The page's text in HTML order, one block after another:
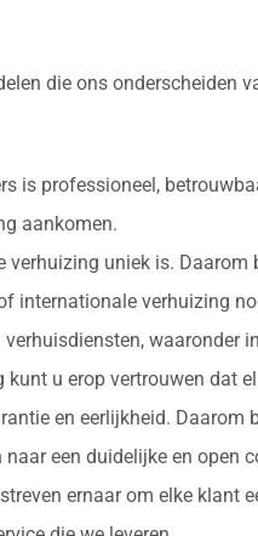
die ons onderscheiden
is professioneel,
aankomen.
verhuizing uniek is.
internationale verhuizing
waaronder
u erop vertrouwen dat
en eerlijkheid.
een duidelijke en open
ernaar om elke